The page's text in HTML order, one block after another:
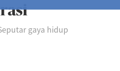
gaya hidup